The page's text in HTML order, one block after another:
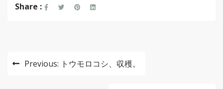
Share :
投 Previous: トウモロコシ、収穫。